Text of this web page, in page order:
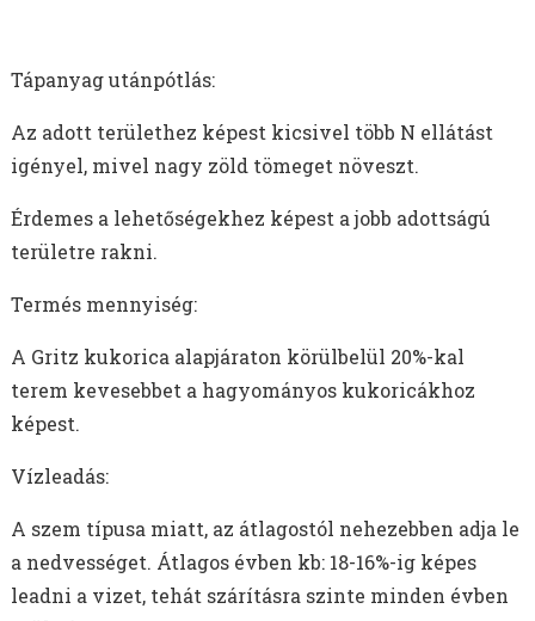
Tápanyag utánpótlás:
Az adott területhez képest kicsivel több N ellátást
igényel, mivel nagy zöld tömeget növeszt.
Érdemes a lehetőségekhez képest a jobb adottságú
területre rakni.
Termés mennyiség:
A Gritz kukorica alapjáraton körülbelül 20%-kal
terem kevesebbet a hagyományos kukoricákhoz
képest.
Vízleadás:
A szem típusa miatt, az átlagostól nehezebben adja le
a nedvességet. Átlagos évben kb: 18-16%-ig képes
leadni a vizet, tehát szárításra szinte minden évben